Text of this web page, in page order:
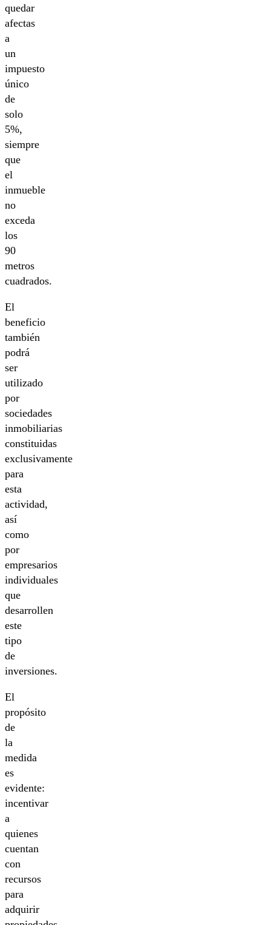
quedar
afectas
a
un
impuesto
único
de
solo
5%,
siempre
que
el
inmueble
no
exceda
los
90
metros
cuadrados.
El
beneficio
también
podrá
ser
utilizado
por
sociedades
inmobiliarias
constituidas
exclusivamente
para
esta
actividad,
así
como
por
empresarios
individuales
que
desarrollen
este
tipo
de
inversiones.
El
propósito
de
la
medida
es
evidente:
incentivar
a
quienes
cuentan
con
recursos
para
adquirir